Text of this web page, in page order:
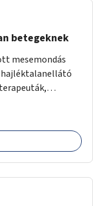
betegeknek
mesemondás
hajléktalanellátó